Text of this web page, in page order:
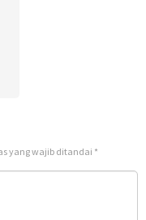
yang wajib ditandai *